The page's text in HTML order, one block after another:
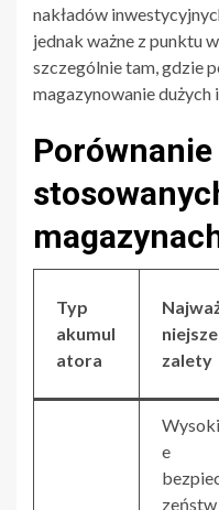
nakładów
jednak ważne z punktu
szczególnie tam, gdzie
magazynowanie dużych
Typ
akumul
atora
niejsze
zalety
Wysoki
e
zeństw